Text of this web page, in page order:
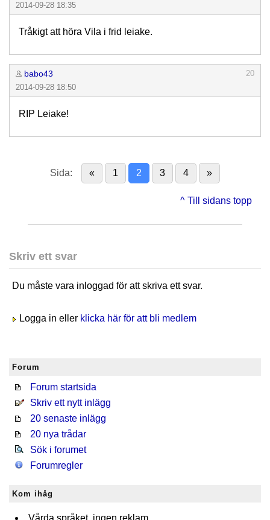
2014-09-28 18:35
Tråkigt att höra Vila i frid leiake.
babo43
20
2014-09-28 18:50
RIP Leiake!
Sida: « 1 2 3 4 »
^ Till sidans topp
Skriv ett svar
Du måste vara inloggad för att skriva ett svar.
Logga in eller klicka här för att bli medlem
Forum
Forum startsida
Skriv ett nytt inlägg
20 senaste inlägg
20 nya trådar
Sök i forumet
Forumregler
Kom ihåg
Vårda språket, ingen reklam